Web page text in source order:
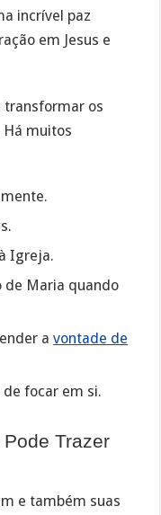
incrível paz
em Jesus e
transformar os
Há muitos
Igreja.
de Maria quando
avontade de
focar em si.
Trazer
e também suas